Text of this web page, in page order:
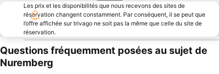
Les prix et les disponibilités que nous recevons des sites de
réservation changent constamment. Par conséquent, il se peut que
l’offre affichée sur trivago ne soit pas la même que celle du site de
réservation.
Questions fréquemment posées au sujet de
Nuremberg